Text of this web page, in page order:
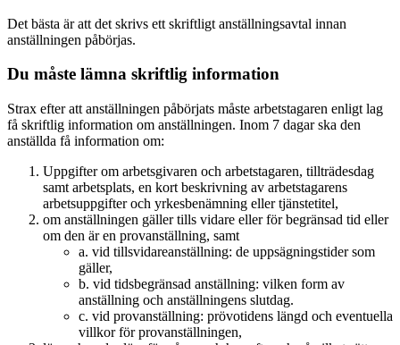
Det bästa är att det skrivs ett skriftligt anställningsavtal innan
anställningen påbörjas.
Du måste lämna skriftlig information
Strax efter att anställningen påbörjats måste arbetstagaren enligt lag
få skriftlig information om anställningen. Inom 7 dagar ska den
anställda få information om:
Uppgifter om arbetsgivaren och arbetstagaren, tillträdesdag
samt arbetsplats, en kort beskrivning av arbetstagarens
arbetsuppgifter och yrkesbenämning eller tjänstetitel,
om anställningen gäller tills vidare eller för begränsad tid eller
om den är en provanställning, samt
a. vid tillsvidareanställning: de uppsägningstider som
gäller,
b. vid tidsbegränsad anställning: vilken form av
anställning och anställningens slutdag.
c. vid provanställning: prövotidens längd och eventuella
villkor för provanställningen,